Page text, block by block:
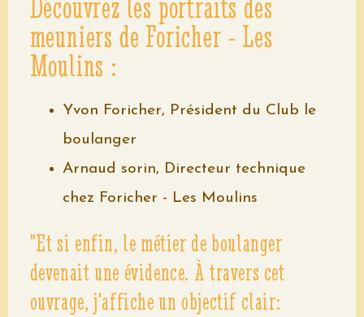
meuniers de Foricher - Les
Moulins :
Yvon Foricher, Président du Club le
boulanger
Arnaud sorin, Directeur technique
chez Foricher - Les Moulins
"Et si enfin, le métier de boulanger
devenait une évidence. À travers cet
ouvrage, j'affiche un objectif clair: